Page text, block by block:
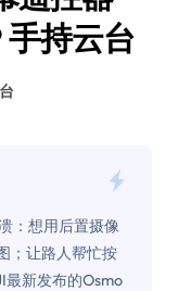
手持云台
：想用后置摄像
；让路人帮忙按
最新发布的Osmo